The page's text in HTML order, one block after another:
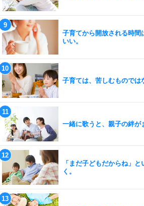
子育てから開放される時間
いい。
子育ては、苦しむものでは
一緒に歌うと、親子の絆が
「まだ子どもだからね」
く。